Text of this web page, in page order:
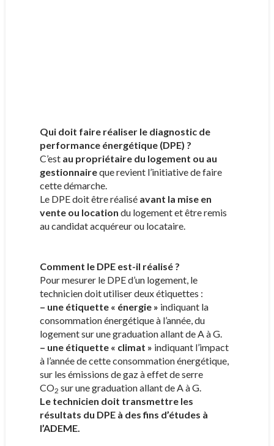
Qui doit faire réaliser le diagnostic de
performance énergétique (DPE) ?
C’est au propriétaire du logement ou au
gestionnaireque revient l’initiative de faire
cette démarche.
Le DPE doit être réaliséavant la mise en
vente ou location du logement et être remis
au candidat acquéreur ou locataire.
Comment le DPE est-il réalisé ?
Pour mesurer le DPE d’un logement, le
technicien doit utiliser deux étiquettes :
– une étiquette « énergie » indiquant la
consommation énergétique à l’année, du
logement sur une graduation allant de A à G.
– une étiquette « climat » indiquant l’impact
à l’année de cette consommation énergétique,
sur les émissions de gaz à effet de serre
CO2 sur une graduation allant de A à G.
Le technicien doit transmettre les
résultats du DPE à des fins d’études à
l’ADEME.